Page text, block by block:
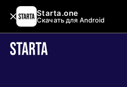
Starta.one
Скачать для Android